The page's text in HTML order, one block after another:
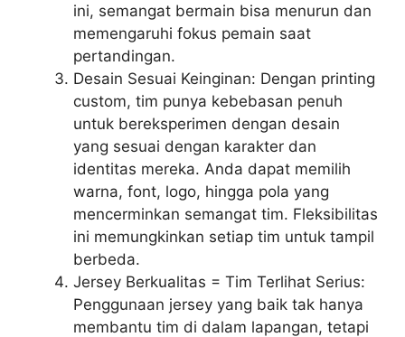
ini, semangat bermain bisa menurun dan
memengaruhi fokus pemain saat
pertandingan.
Desain Sesuai Keinginan: Dengan printing
custom, tim punya kebebasan penuh
untuk bereksperimen dengan desain
yang sesuai dengan karakter dan
identitas mereka. Anda dapat memilih
warna, font, logo, hingga pola yang
mencerminkan semangat tim. Fleksibilitas
ini memungkinkan setiap tim untuk tampil
berbeda.
Jersey Berkualitas = Tim Terlihat Serius:
Penggunaan jersey yang baik tak hanya
membantu tim di dalam lapangan, tetapi